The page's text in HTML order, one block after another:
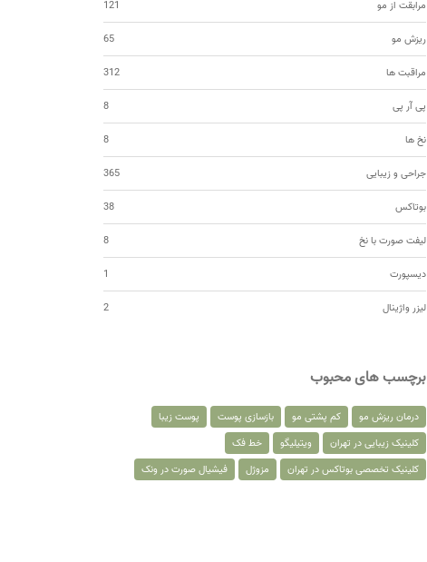
مرابقت از مو 121
ریزش مو 65
مراقبت ها 312
پی آر پی 8
نخ ها 8
جراحی و زیبایی 365
بوتاکس 38
لیفت صورت با نخ 8
دیسپورت 1
لیزر واژینال 2
برچسب های محبوب
درمان ریزش مو کم پشتی مو بازسازی پوست
پوست زیبا
کلینیک زیبایی در تهران
ویتیلیگو
خط فک
کلینیک تخصصی بوتاکس در تهران
مزوژل فیشیال صورت در ونک